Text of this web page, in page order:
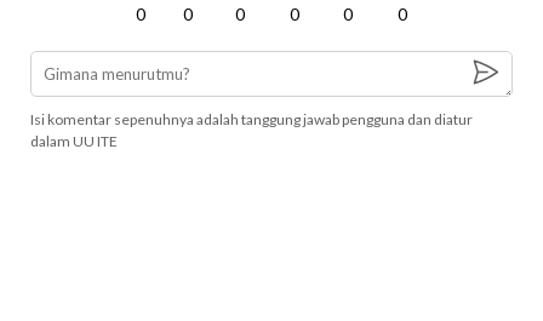
0 0 0 0 0 0
Isi komentar sepenuhnya adalah tanggung jawab pengguna dan diatur
dalam UU ITE